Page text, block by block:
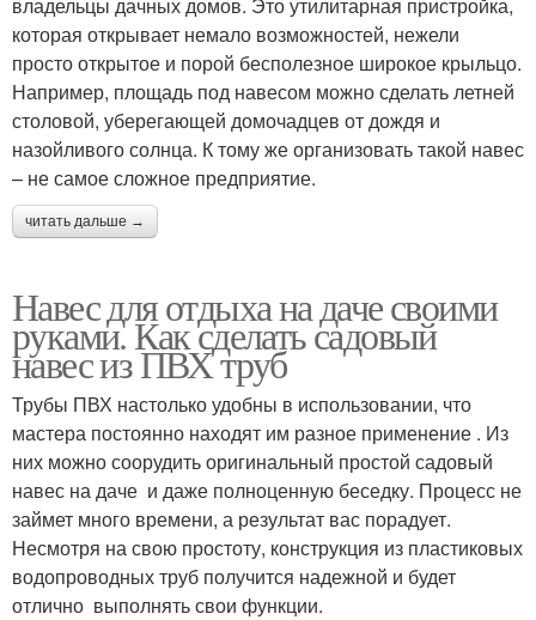
которая открывает немало возможностей, нежели
просто открытое и порой бесполезное широкое крыльцо.
Например, площадь под навесом можно сделать летней
столовой, уберегающей домочадцев от дождя и
назойливого солнца. К тому же организовать такой навес
– не самое сложное предприятие.
читать дальше →
Навес для отдыха на даче своими
руками. Как сделать садовый
навес из ПВХ труб
Трубы ПВХ настолько удобны в использовании, что
мастера постоянно находят им разное применение . Из
них можно соорудить оригинальный простой садовый
навес на даче и даже полноценную беседку. Процесс не
займет много времени, а результат вас порадует.
Несмотря на свою простоту, конструкция из пластиковых
водопроводных труб получится надежной и будет
отлично выполнять свои функции.